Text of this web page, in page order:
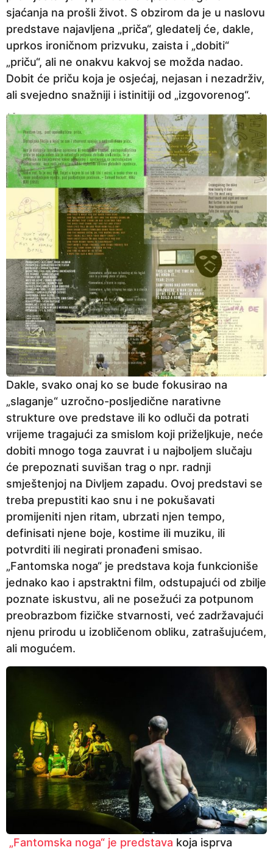
sjaćanja na prošli život. S obzirom da je u naslovu
predstave najavljena „priča“, gledatelj će, dakle,
uprkos ironičnom prizvuku, zaista i „dobiti“
„priču“, ali ne onakvu kakvoj se možda nadao.
Dobit će priču koja je osjećaj, nejasan i nezadrživ,
ali svejedno snažniji i istinitiji od „izgovorenog“.
Dakle, svako onaj ko se bude fokusirao na
„slaganje“ uzročno-posljedične narativne
strukture ove predstave ili ko odluči da potrati
vrijeme tragajući za smislom koji priželjkuje, neće
dobiti mnogo toga zauvrat i u najboljem slučaju
će prepoznati suvišan trag o npr. radnji
smještenjoj na Divljem zapadu. Ovoj predstavi se
treba prepustiti kao snu i ne pokušavati
promijeniti njen ritam, ubrzati njen tempo,
definisati njene boje, kostime ili muziku, ili
potvrditi ili negirati pronađeni smisao.
„Fantomska noga“ je predstava koja funkcioniše
jednako kao i apstraktni film, odstupajući od zbilje
poznate iskustvu, ali ne posežući za potpunom
preobrazbom fizičke stvarnosti, već zadržavajući
njenu prirodu u izobličenom obliku, zatrašujućem,
ali mogućem.
„Fantomska noga“ je predstava koja isprva